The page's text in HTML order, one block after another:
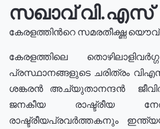
സഖാവ് വി.എസ്
കേരളത്തിൻറെ സമരതീക്ഷ്ണ
കേരളത്തിലെ
പ്രസ്ഥാനങ്ങളുടെ ചരിത്രം
ശങ്കരൻ അച്യുതാനന്ദൻ
ജനകീയ രാഷ്ട്രീയ
രാഷ്ട്രീയപ്രവർത്തകനും